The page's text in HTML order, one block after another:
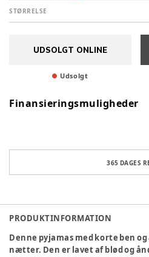
STØRRELSE
UDSOLGT ONLINE
Udsolgt
Finansieringsmuligheder
365 DAGES
PRODUKTINFORMATION
Denne pyjamas med korte ben
nætter. Den er lavet af blød og